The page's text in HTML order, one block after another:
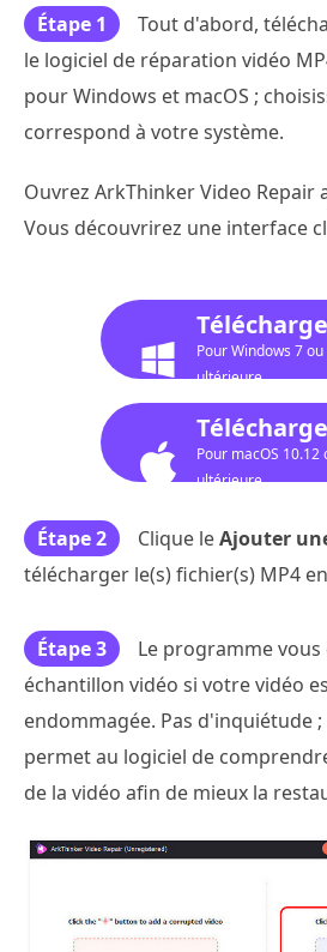
Étape 1
Tout d'abord,
le logiciel de réparation vidéo
pour Windows et macOS ;
correspond à votre système.
Ouvrez ArkThinker Video Repair
Vous découvrirez une interface
Pour Windows 7
ultérieure
Pour macOS 10.12
ultérieure
Étape 2 Clique leAjouter
télécharger le(s) fichier(s) MP4
Étape 3
Le programme
échantillon vidéo si votre vidéo
endommagée. Pas d'inquiétude
permet au logiciel de
de la vidéo afin de mieux la